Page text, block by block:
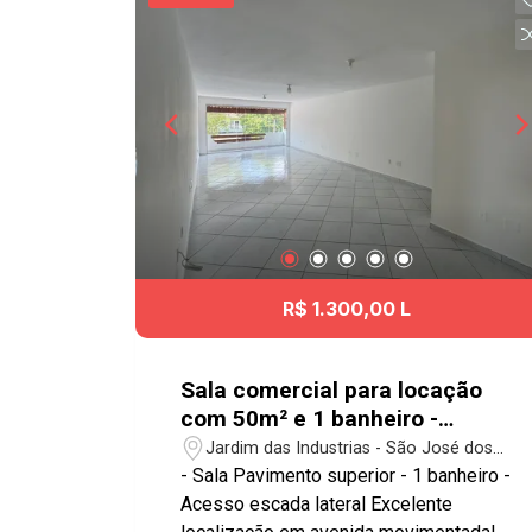
R$ 1.300,00 L
Sala comercial para locação
com 50m² e 1 banheiro -
Jardim das Indústrias
Jardim das Industrias - São José dos
Campos/SP
- Sala Pavimento superior - 1 banheiro -
Acesso escada lateral Excelente